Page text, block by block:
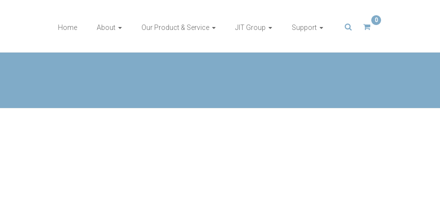
Home About Our Product & Service JIT Group Support
0